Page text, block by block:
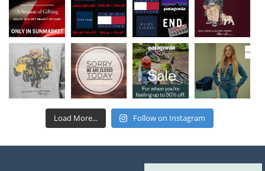
Load More... Follow on Instagram